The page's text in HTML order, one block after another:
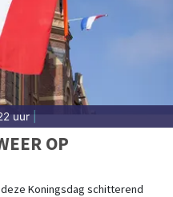
uur
OP
deze Koningsdag schitterend